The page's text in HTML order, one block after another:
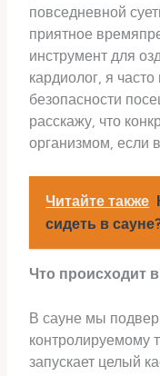
повседневной
приятное
инструмент для
кардиолог, я
безопасности
расскажу, что
организмом, если
Читайте также
сидеть в
Что происходит
В сауне мы
контролируемому
запускает целый